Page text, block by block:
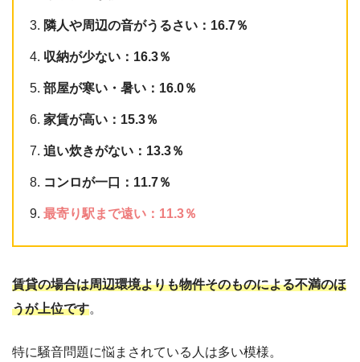
隣人や周辺の音がうるさい：16.7％
収納が少ない：16.3％
部屋が寒い・暑い：16.0％
家賃が高い：15.3％
追い炊きがない：13.3％
コンロが一口：11.7％
最寄り駅まで遠い：11.3％
賃貸の場合は周辺環境よりも物件そのものによる不満のほ
うが上位です。
特に騒音問題に悩まされている人は多い模様。